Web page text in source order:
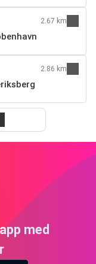
2.67 km
2.86 km
med